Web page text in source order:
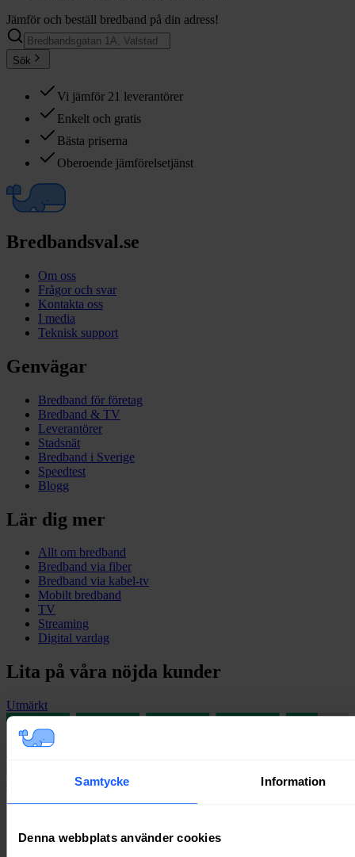
Samtycke Information
Denna webbplats använder cookies
Jämför och beställ bredband på din adress!
Sök
Vi jämför 21 leverantörer
Enkelt och gratis
Bästa priserna
Oberoende jämförelsetjänst
Bredbandsval.se
Om oss
Frågor och svar
Kontakta oss
I media
Teknisk support
Genvägar
Bredband för företag
Bredband & TV
Leverantörer
Stadsnät
Bredband i Sverige
Speedtest
Blogg
Lär dig mer
Allt om bredband
Bredband via fiber
Bredband via kabel-tv
Mobilt bredband
TV
Streaming
Digital vardag
Lita på våra nöjda kunder
Utmärkt
omdömen på